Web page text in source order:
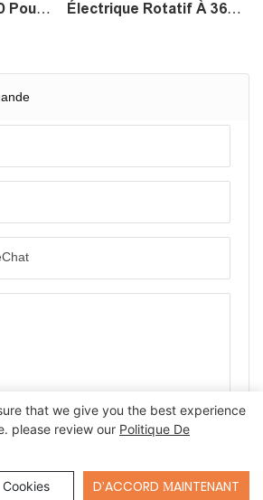
UNE ENQUÊTE MAINTENANT
Pour
Électrique Rotatif À 360°
Machines Industrielles
Send Inquiry
that we give you the best experience
please review our Politique De
Cookies D'ACCORD MAINTENANT